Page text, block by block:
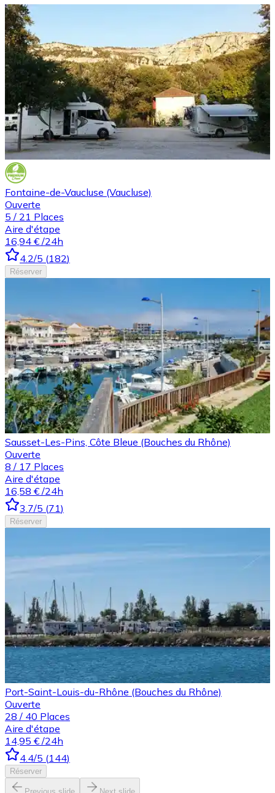
Fontaine-de-Vaucluse (Vaucluse)
Ouverte
5 / 21 Places
Aire d'étape
16,94 € /24h
4.2/5 (182)
Réserver
Sausset-Les-Pins, Côte Bleue (Bouches du Rhône)
Ouverte
8 / 17 Places
Aire d'étape
16,58 € /24h
3.7/5 (71)
Réserver
Port-Saint-Louis-du-Rhône (Bouches du Rhône)
Ouverte
28 / 40 Places
Aire d'étape
14,95 € /24h
4.4/5 (144)
Réserver